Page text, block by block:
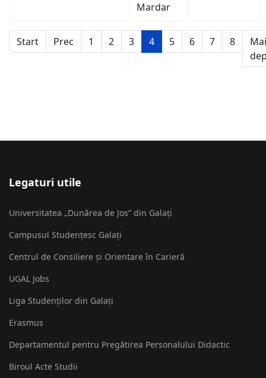
Mardar
Start Prec 1 2 3 4 5 6 7 8
Mai
Legaturi utile
Universitatea „Dunărea de Jos” din Galați
Campusul Studențesc Galați
Centrul de Consiliere și Orientare în Carieră
UGAL Jobs
Liga Studenților din Galați
Erasmus
Departamentul pentru Pregătirea Personalului Didactic
Biroul Acte Studii